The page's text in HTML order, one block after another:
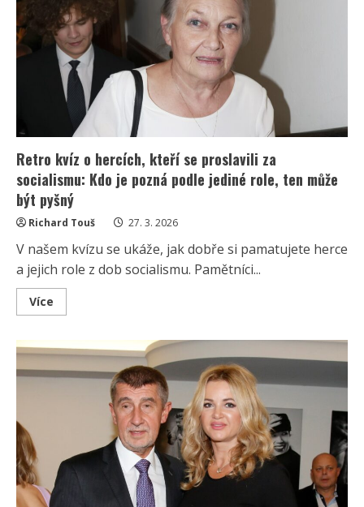
Právnický
ples.
Podle
fanoušků
to
oběma
moc
slušelo
Retro kvíz o hercích, kteří se proslavili za
socialismu: Kdo je pozná podle jediné role, ten může
být pyšný
Richard Touš 27. 3. 2026
V našem kvízu se ukáže, jak dobře si pamatujete herce
a jejich role z dob socialismu. Pamětníci...
Více
more
kvíz
o
hercích,
kteří
socialismu:
pozná
podle
jediné
role,